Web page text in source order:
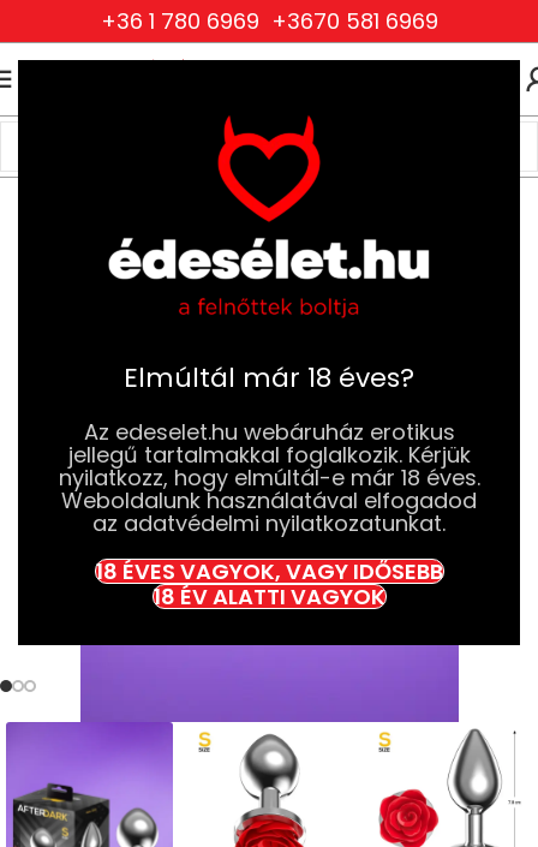
Elmúltál már 18 éves?
Az edeselet.hu webáruház erotikus
jellegű tartalmakkal foglalkozik. Kérjük
nyilatkozz, hogy elmúltál-e már 18 éves.
Weboldalunk használatával elfogadod
az adatvédelmi nyilatkozatunkat.
18 ÉVES VAGYOK, VAGY IDŐSEBB
18 ÉV ALATTI VAGYOK
+36 1 780 6969 +3670 581 6969
Szexjátékok Análdugók (Plugok)
Különleges Análdugók